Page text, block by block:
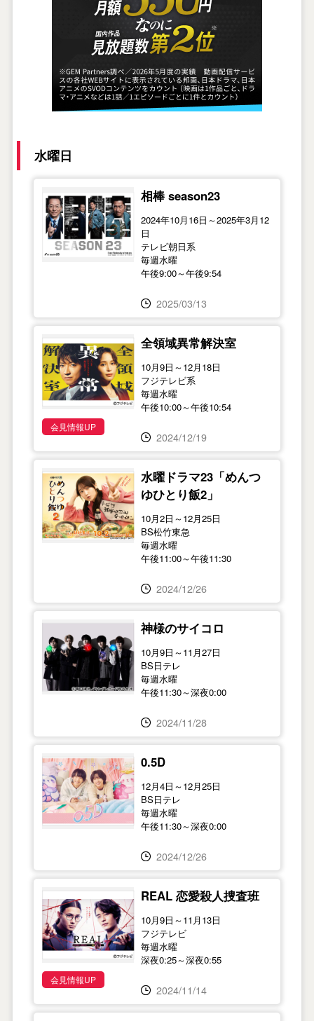
水曜日
相棒 season23
2024年10月16日～2025年3月12
日
テレビ朝日系
毎週水曜
午後9:00～午後9:54
2025/03/13
会見情報UP
全領域異常解決室
10月9日～12月18日
フジテレビ系
毎週水曜
午後10:00～午後10:54
2024/12/19
水曜ドラマ23「めんつ
ゆひとり飯2」
10月2日～12月25日
BS松竹東急
毎週水曜
午後11:00～午後11:30
2024/12/26
神様のサイコロ
10月9日～11月27日
BS日テレ
毎週水曜
午後11:30～深夜0:00
2024/11/28
0.5D
12月4日～12月25日
BS日テレ
毎週水曜
午後11:30～深夜0:00
2024/12/26
会見情報UP
REAL 恋愛殺人捜査班
10月9日～11月13日
フジテレビ
毎週水曜
深夜0:25～深夜0:55
2024/11/14